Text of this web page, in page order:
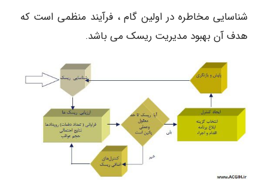
شناسایی مخاطره در اولین گام ، فرآیند منظمی است که
هدف آن بهبود مدیریت ریسک می باشد.